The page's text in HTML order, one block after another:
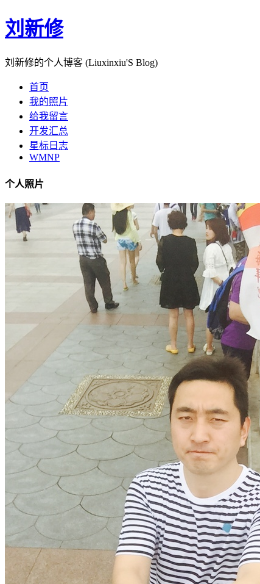
刘新修
刘新修的个人博客 (Liuxinxiu'S Blog)
首页
我的照片
给我留言
开发汇总
星标日志
WMNP
个人照片